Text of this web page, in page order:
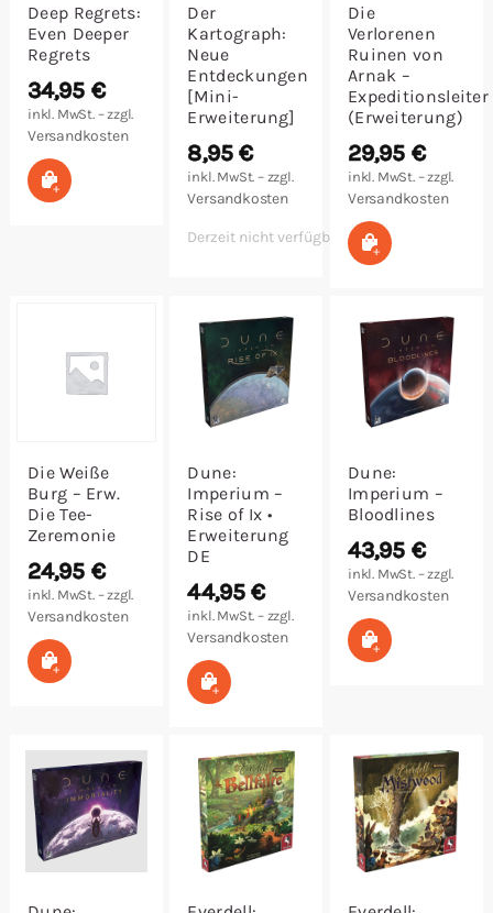
Deep Regrets:
Even Deeper
Regrets
34,95 €
inkl. MwSt. – zzgl.
Versandkosten
In den Warenkorb
Der
Kartograph:
Neue
Entdeckungen
[Mini-
Erweiterung]
8,95 €
inkl. MwSt. – zzgl.
Versandkosten
Derzeit nicht verfügbar
Die
Verlorenen
Ruinen von
Arnak –
Expeditionsleiter
(Erweiterung)
29,95 €
inkl. MwSt. – zzgl.
Versandkosten
In den
Die Weiße
Burg – Erw.
Die Tee-
Zeremonie
24,95 €
inkl. MwSt. – zzgl.
Versandkosten
In den Warenkorb
Dune:
Imperium –
Rise of Ix •
Erweiterung
DE
44,95€
inkl. MwSt. – zzgl.
Versandkosten
In den Warenkorb
Dune:
Imperium –
Bloodlines
43,95 €
inkl. MwSt. – zzgl.
Versandkosten
In den